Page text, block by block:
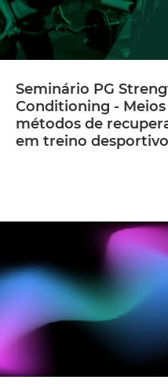
Seminário PG
Conditioning - Meios
métodos de
em treino desportivo
Friday, 30
Hora de fim:18:30
Local: Online
Data limite de Inscrição:
Inscreva-se